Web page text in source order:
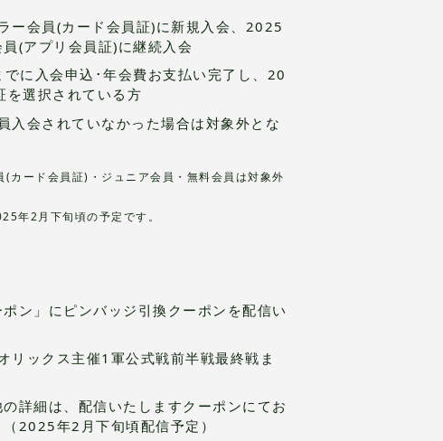
ー会員(カード会員証)に新規入会、2025
(アプリ会員証)に継続入会
に入会申込･年会費お支払い完了し、20
を選択されている方
入会されていなかった場合は対象外とな
カード会員証)・ジュニア会員・無料会員は対象外
年2月下旬頃の予定です。
ン」にピンバッジ引換クーポンを配信い
リックス主催1軍公式戦前半戦最終戦ま
詳細は、配信いたしますクーポンにてお
2025年2月下旬頃配信予定）